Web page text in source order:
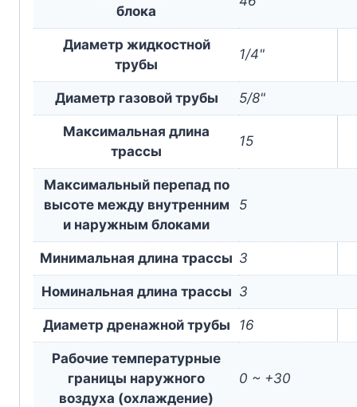
блока
Диаметр жидкостной
трубы
1/4"
Диаметр газовой трубы 5/8"
Максимальная длина
трассы
15
Максимальный перепад по
высоте между внутренним
и наружным блоками
5
Минимальная длина трассы 3
Номинальная длина трассы 3
Диаметр дренажной трубы 16
Рабочие температурные
границы наружного
воздуха (охлаждение)
0 ~ +30